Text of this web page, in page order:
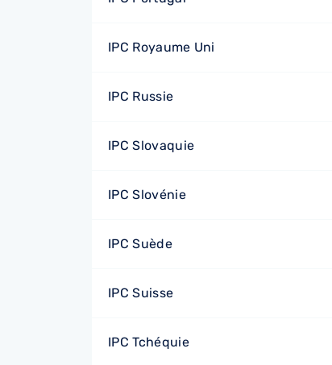
IPC Royaume Uni
IPC Russie
IPC Slovaquie
IPC Slovénie
IPC Suède
IPC Suisse
IPC Tchéquie